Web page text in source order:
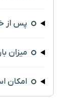
پس از
میزان
امکان